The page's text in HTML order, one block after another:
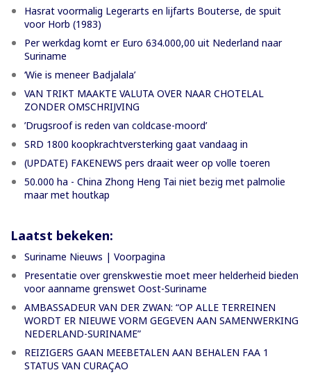
Hasrat voormalig Legerarts en lijfarts Bouterse, de spuit
voor Horb (1983)
Per werkdag komt er Euro 634.000,00 uit Nederland naar
Suriname
‘Wie is meneer Badjalala’
VAN TRIKT MAAKTE VALUTA OVER NAAR CHOTELAL
ZONDER OMSCHRIJVING
’Drugsroof is reden van coldcase-moord’
SRD 1800 koopkrachtversterking gaat vandaag in
(UPDATE) FAKENEWS pers draait weer op volle toeren
50.000 ha - China Zhong Heng Tai niet bezig met palmolie
maar met houtkap
Laatst bekeken:
Suriname Nieuws | Voorpagina
Presentatie over grenskwestie moet meer helderheid bieden
voor aanname grenswet Oost-Suriname
AMBASSADEUR VAN DER ZWAN: “OP ALLE TERREINEN
WORDT ER NIEUWE VORM GEGEVEN AAN SAMENWERKING
NEDERLAND-SURINAME”
REIZIGERS GAAN MEEBETALEN AAN BEHALEN FAA 1
STATUS VAN CURAÇAO